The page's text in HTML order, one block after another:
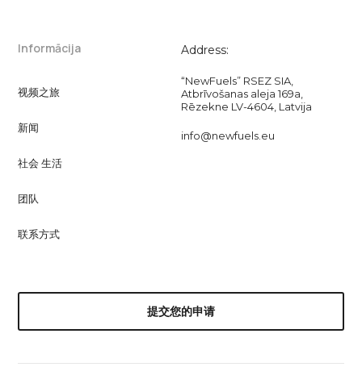
Informācija
视频之旅
新闻
社会 生活
团队
联系方式
Address:
“NewFuels” RSEZ SIA,
Atbrīvošanas aleja 169a,
Rēzekne LV-4604, Latvija
info@newfuels.eu
提交您的申请